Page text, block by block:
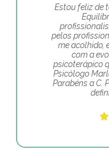
Estou feliz de
pelos
me acolhido,
com a
psicoterápico
Psicólogo
Parabéns a C.